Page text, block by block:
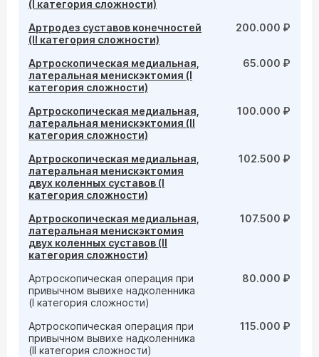
(I категория сложности)
Артродез суставов конечностей
(II категория сложности)
200.000 ₽
Артроскопическая медиальная,
латеральная менискэктомия (I
категория сложности)
65.000 ₽
Артроскопическая медиальная,
латеральная менискэктомия (II
категория сложности)
100.000 ₽
Артроскопическая медиальная,
латеральная менискэктомия
двух коленных суставов (I
категория сложности)
102.500 ₽
Артроскопическая медиальная,
латеральная менискэктомия
двух коленных суставов (II
категория сложности)
107.500 ₽
Артроскопическая операция при
привычном вывихе надколенника
(I категория сложности)
80.000 ₽
Артроскопическая операция при
привычном вывихе надколенника
(II категория сложности)
115.000 ₽